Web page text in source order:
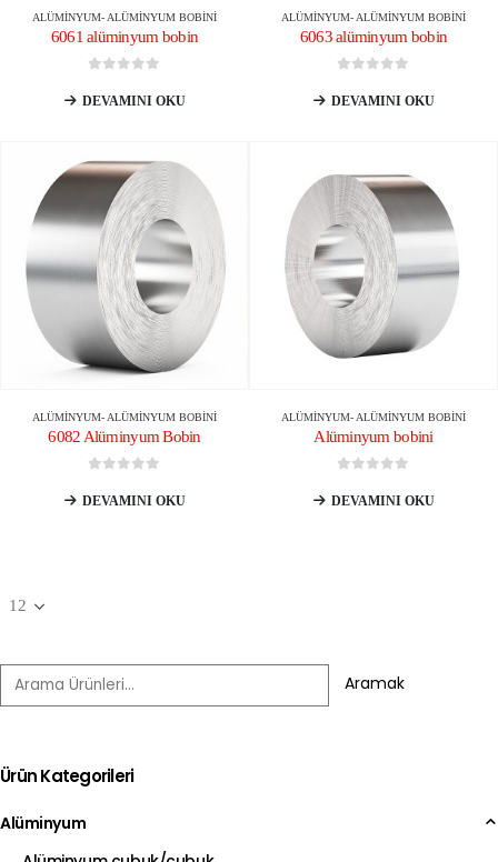
ALÜMINYUM- ALÜMINYUM BOBINI
6061 alüminyum bobin
DEVAMINI OKU
ALÜMINYUM- ALÜMINYUM BOBINI
6063 alüminyum bobin
DEVAMINI OKU
ALÜMINYUM-ALÜMINYUM BOBINI
6082 Alüminyum Bobin
DEVAMINI OKU
ALÜMINYUM-ALÜMINYUM BOBINI
Alüminyum bobini
DEVAMINI OKU
Aramak
Ürün Kategorileri
Alüminyum